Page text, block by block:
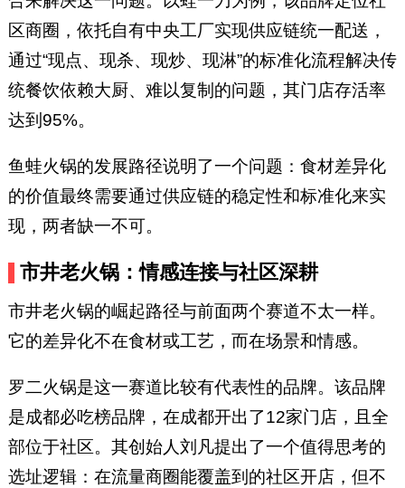
区商圈，依托自有中央工厂实现供应链统一配送，
通过“现点、现杀、现炒、现淋”的标准化流程解决传
统餐饮依赖大厨、难以复制的问题，其门店存活率
达到95%。
鱼蛙火锅的发展路径说明了一个问题：食材差异化
的价值最终需要通过供应链的稳定性和标准化来实
现，两者缺一不可。
市井老火锅：情感连接与社区深耕
市井老火锅的崛起路径与前面两个赛道不太一样。
它的差异化不在食材或工艺，而在场景和情感。
罗二火锅是这一赛道比较有代表性的品牌。该品牌
是成都必吃榜品牌，在成都开出了12家门店，且全
部位于社区。其创始人刘凡提出了一个值得思考的
选址逻辑：在流量商圈能覆盖到的社区开店，但不